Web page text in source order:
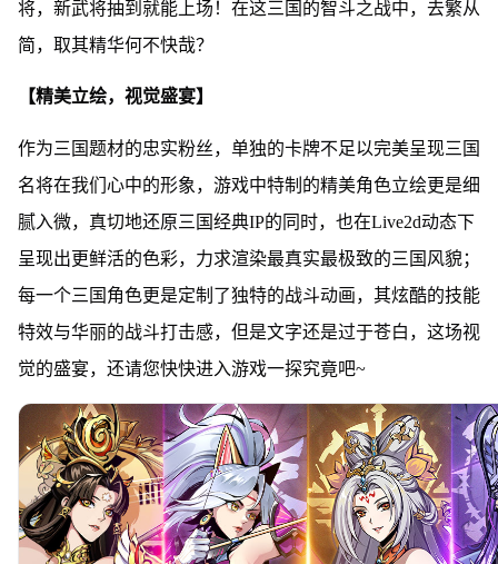
将，新武将抽到就能上场！在这三国的智斗之战中，去繁从
简，取其精华何不快哉？
【精美立绘，视觉盛宴】
作为三国题材的忠实粉丝，单独的卡牌不足以完美呈现三国
名将在我们心中的形象，游戏中特制的精美角色立绘更是细
腻入微，真切地还原三国经典IP的同时，也在Live2d动态下
呈现出更鲜活的色彩，力求渲染最真实最极致的三国风貌；
每一个三国角色更是定制了独特的战斗动画，其炫酷的技能
特效与华丽的战斗打击感，但是文字还是过于苍白，这场视
觉的盛宴，还请您快快进入游戏一探究竟吧~